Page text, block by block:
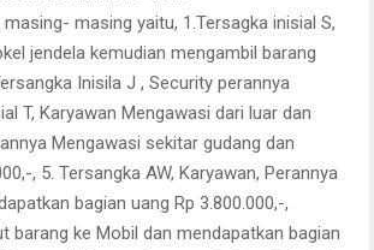
masing yaitu, 1.Tersagka inisial S,
jendela kemudian mengambil barang
Inisila J , Security perannya
T, Karyawan Mengawasi dari luar dan
Mengawasi sekitar gudang dan
, 5. Tersangka AW, Karyawan, Perannya
bagian uang Rp 3.800.000,-,
barang ke Mobil dan mendapatkan bagian